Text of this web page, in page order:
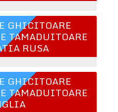
GHICITOARE
TAMADUITOARE
RUSA
GHICITOARE
TAMADUITOARE